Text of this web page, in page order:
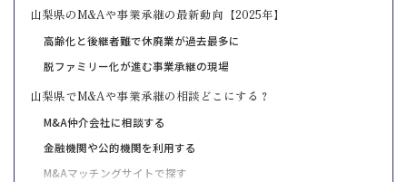
山梨県のM&Aや事業承継の最新動向【2025年】
高齢化と後継者難で休廃業が過去最多に
脱ファミリー化が進む事業承継の現場
山梨県でM&Aや事業承継の相談どこにする？
M&A仲介会社に相談する
金融機関や公的機関を利用する
M&Aマッチングサイトで探す